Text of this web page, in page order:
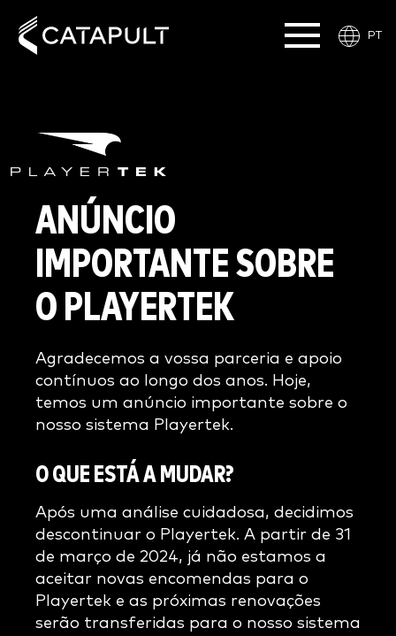
PT
ANÚNCIO
IMPORTANTE SOBRE
O PLAYERTEK
Agradecemos a vossa parceria e apoio
contínuos ao longo dos anos. Hoje,
temos um anúncio importante sobre o
nosso sistema Playertek.
O QUE ESTÁ A MUDAR?
Após uma análise cuidadosa, decidimos
descontinuar o Playertek. A partir de 31
de março de 2024, já não estamos a
aceitar novas encomendas para o
Playertek e as próximas renovações
serão transferidas para o nosso sistema